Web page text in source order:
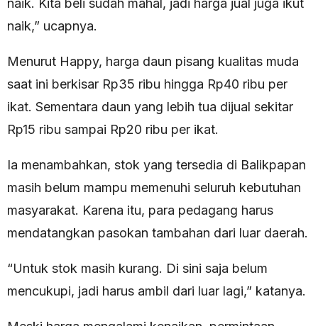
naik. Kita beli sudah mahal, jadi harga jual juga ikut
naik,” ucapnya.
Menurut Happy, harga daun pisang kualitas muda
saat ini berkisar Rp35 ribu hingga Rp40 ribu per
ikat. Sementara daun yang lebih tua dijual sekitar
Rp15 ribu sampai Rp20 ribu per ikat.
Ia menambahkan, stok yang tersedia di Balikpapan
masih belum mampu memenuhi seluruh kebutuhan
masyarakat. Karena itu, para pedagang harus
mendatangkan pasokan tambahan dari luar daerah.
“Untuk stok masih kurang. Di sini saja belum
mencukupi, jadi harus ambil dari luar lagi,” katanya.